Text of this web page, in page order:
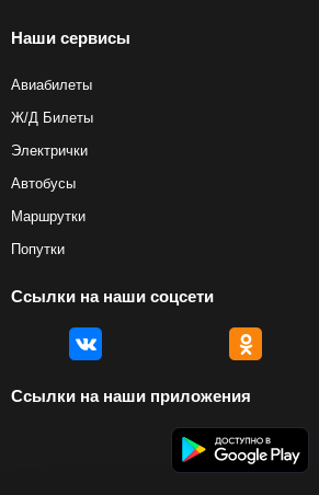
Наши сервисы
Авиабилеты
Ж/Д Билеты
Электрички
Автобусы
Маршрутки
Попутки
Ссылки на наши соцсети
Ссылки на наши приложения